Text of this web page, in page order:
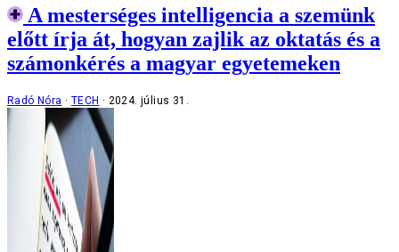
A mesterséges intelligencia a szemünk
előtt írja át, hogyan zajlik az oktatás és a
számonkérés a magyar egyetemeken
Radó Nóra TECH 2024. július 31.